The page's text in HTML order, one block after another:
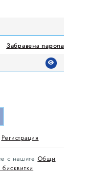
Забравена парола
Регистрация
с нашите Общи